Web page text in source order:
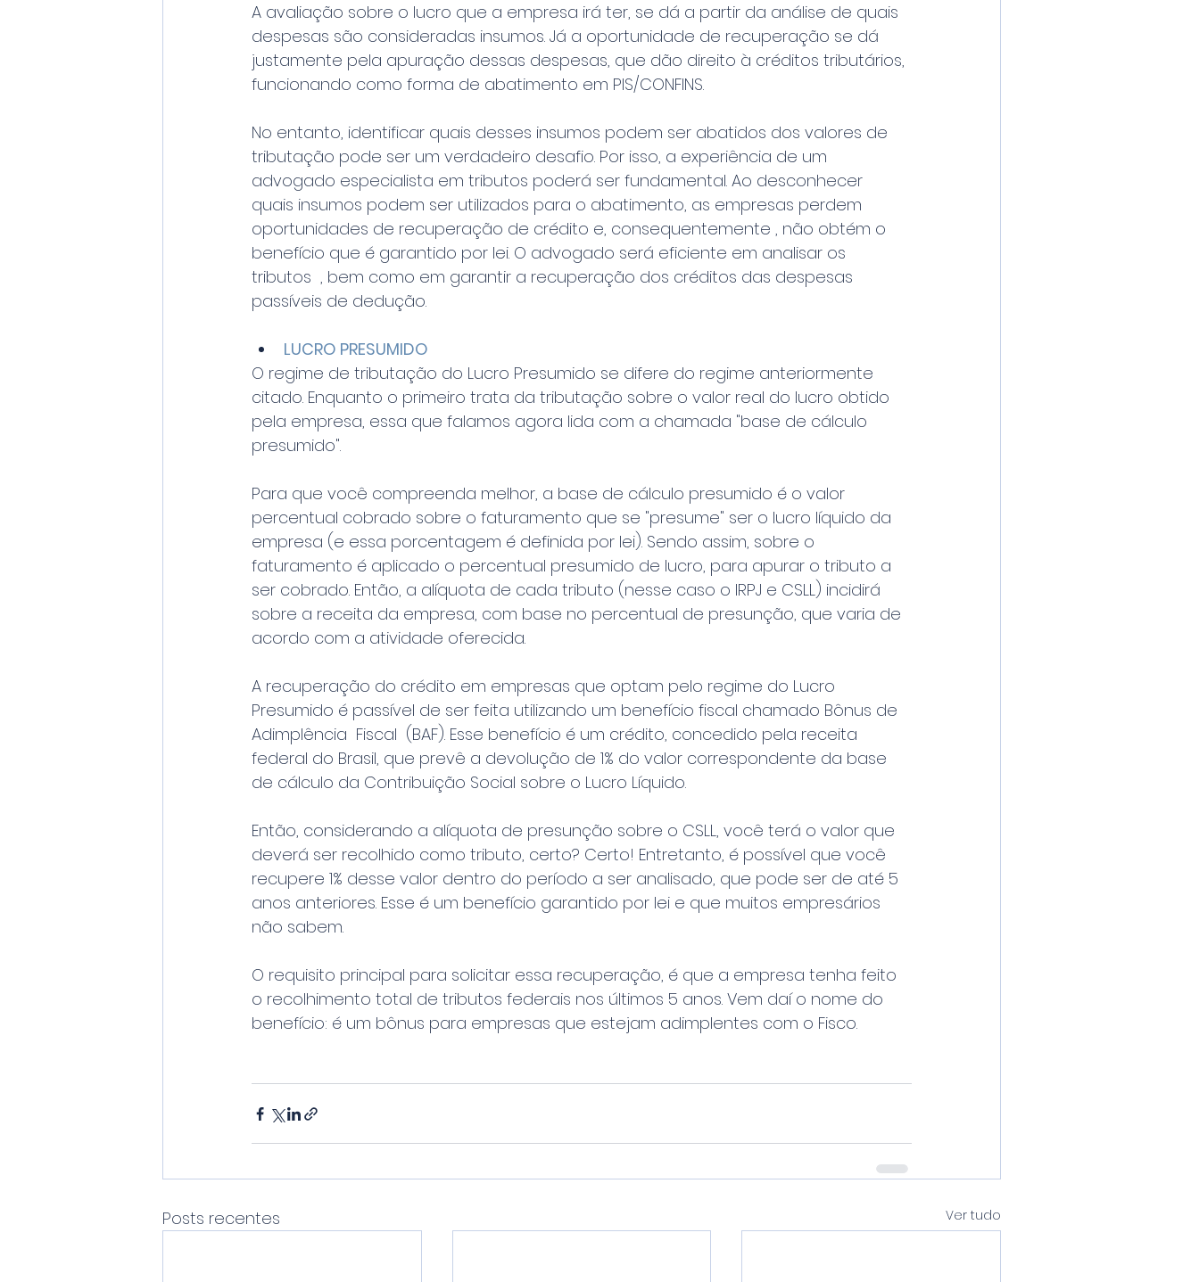
A avaliação sobre o lucro que a empresa irá ter, se dá a partir da análise de quais
despesas são consideradas insumos. Já a oportunidade de recuperação se dá
justamente pela apuração dessas despesas, que dão direito à créditos tributários,
funcionando como forma de abatimento em PIS/CONFINS.
No entanto, identificar quais desses insumos podem ser abatidos dos valores de
tributação pode ser um verdadeiro desafio. Por isso, a experiência de um
advogado especialista em tributos poderá ser fundamental. Ao desconhecer
quais insumos podem ser utilizados para o abatimento, as empresas perdem
oportunidades de recuperação de crédito e, consequentemente , não obtém o
benefício que é garantido por lei. O advogado será eficiente em analisar os
tributos  , bem como em garantir a recuperação dos créditos das despesas
passíveis de dedução.
LUCRO PRESUMIDO
O regime de tributação do Lucro Presumido se difere do regime anteriormente
citado. Enquanto o primeiro trata da tributação sobre o valor real do lucro obtido
pela empresa, essa que falamos agora lida com a chamada "base de cálculo
presumido".
Para que você compreenda melhor, a base de cálculo presumido é o valor
percentual cobrado sobre o faturamento que se "presume" ser o lucro líquido da
empresa (e essa porcentagem é definida por lei). Sendo assim, sobre o
faturamento é aplicado o percentual presumido de lucro, para apurar o tributo a
ser cobrado. Então, a alíquota de cada tributo (nesse caso o IRPJ e CSLL) incidirá
sobre a receita da empresa, com base no percentual de presunção, que varia de
acordo com a atividade oferecida.
A recuperação do crédito em empresas que optam pelo regime do Lucro
Presumido é passível de ser feita utilizando um benefício fiscal chamado Bônus de
Adimplência  Fiscal  (BAF). Esse benefício é um crédito, concedido pela receita
federal do Brasil, que prevê a devolução de 1% do valor correspondente da base
de cálculo da Contribuição Social sobre o Lucro Líquido.
Então, considerando a alíquota de presunção sobre o CSLL, você terá o valor que
deverá ser recolhido como tributo, certo? Certo! Entretanto, é possível que você
recupere 1% desse valor dentro do período a ser analisado, que pode ser de até 5
anos anteriores. Esse é um benefício garantido por lei e que muitos empresários
não sabem.
O requisito principal para solicitar essa recuperação, é que a empresa tenha feito
o recolhimento total de tributos federais nos últimos 5 anos. Vem daí o nome do
benefício: é um bônus para empresas que estejam adimplentes com o Fisco.
Posts recentes Ver tudo